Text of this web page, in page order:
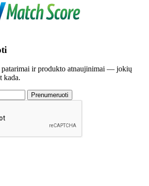
patarimai ir produkto atnaujinimai — jokių
kada.
Prenumeruoti